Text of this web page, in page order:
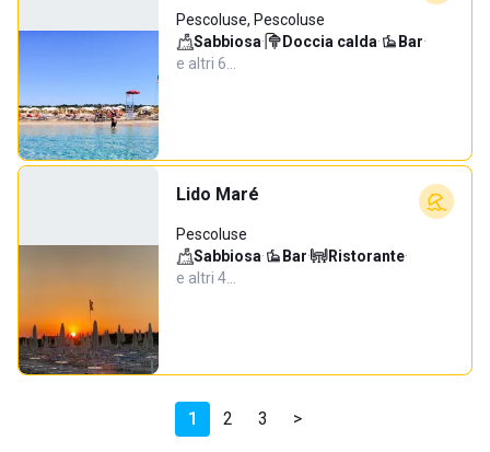
Pescoluse, Pescoluse
Sabbiosa· Doccia calda· Bar·
e altri 6…
Lido Maré
Pescoluse
Sabbiosa· Bar· Ristorante·
e altri 4…
1 2 3 >